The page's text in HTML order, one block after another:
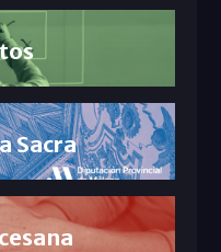
Sacra